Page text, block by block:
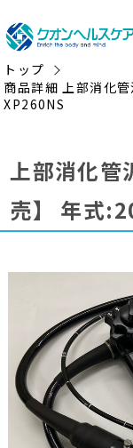
トップ
商品詳細 上部消化
XP260NS
上部消化管
売】
年式